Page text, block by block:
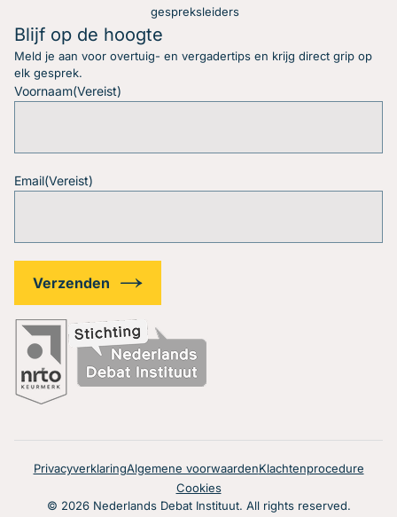
gespreksleiders
Blijf op de hoogte
Meld je aan voor overtuig- en vergadertips en krijg direct grip op
elk gesprek.
Voornaam(Vereist)
Email(Vereist)
PrivacyverklaringAlgemene voorwaardenKlachtenprocedure
Cookies
© 2026 Nederlands Debat Instituut. All rights reserved.